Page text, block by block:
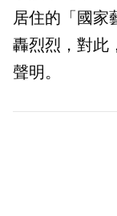
居住的「國家
轟烈烈，對此
聲明。